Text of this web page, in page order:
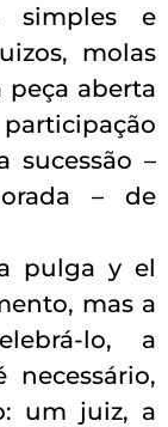
simples e
molas
aberta
sucessão –
– de
pulga y el
mas a
lo, a
um juiz, a